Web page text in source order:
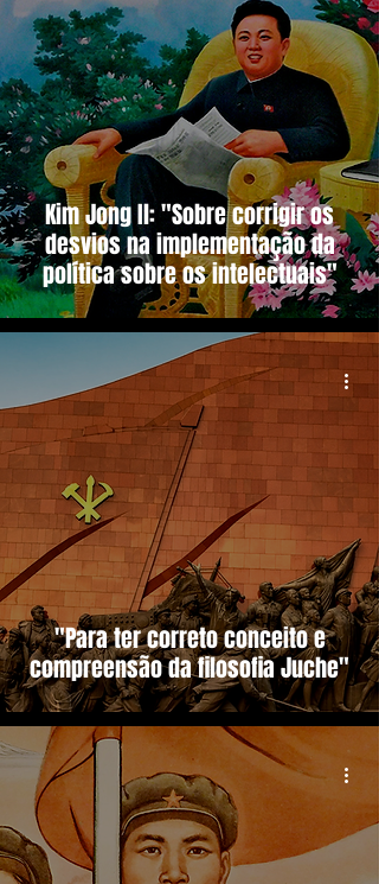
Kim Jong Il: "Sobre corrigir os
desvios na implementação da
política sobre os intelectuais"
"Para ter correto conceito e
compreensão da filosofia Juche"